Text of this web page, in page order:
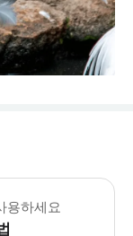
야생 동물 보호 구역
용하세요